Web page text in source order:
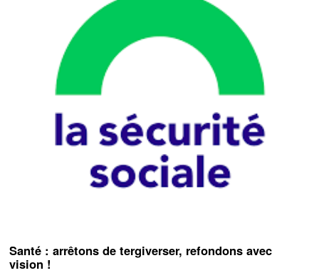
Santé : arrêtons de tergiverser, refondons avec
vision !